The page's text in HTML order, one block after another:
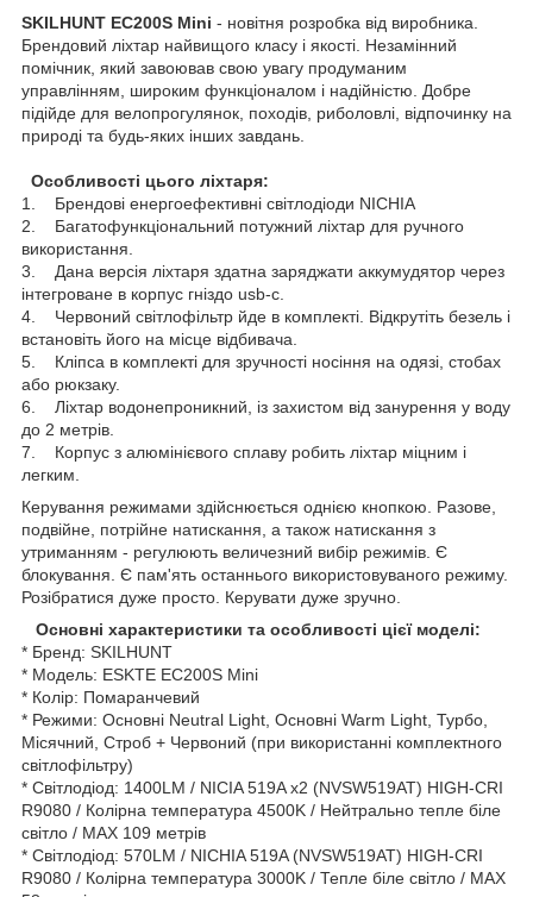
SKILHUNT EC200S Mini - новітня розробка від виробника.
Брендовий ліхтар найвищого класу і якості. Незамінний
помічник, який завоював свою увагу продуманим
управлінням, широким функціоналом і надійністю. Добре
підійде для велопрогулянок, походів, риболовлі, відпочинку на
природі та будь-яких інших завдань.
Особливості цього ліхтаря:
1. Брендові енергоефективні світлодіоди NICHIA
2. Багатофункціональний потужний ліхтар для ручного
використання.
3. Дана версія ліхтаря здатна заряджати аккумудятор через
інтегроване в корпус гніздо usb-c.
4. Червоний світлофільтр йде в комплекті. Відкрутіть безель і
встановіть його на місце відбивача.
5. Кліпса в комплекті для зручності носіння на одязі, стобах
або рюкзаку.
6. Ліхтар водонепроникний, із захистом від занурення у воду
до 2 метрів.
7. Корпус з алюмінієвого сплаву робить ліхтар міцним і
легким.
Керування режимами здійснюється однією кнопкою. Разове,
подвійне, потрійне натискання, а також натискання з
утриманням - регулюють величезний вибір режимів. Є
блокування. Є пам'ять останнього використовуваного режиму.
Розібратися дуже просто. Керувати дуже зручно.
Основні характеристики та особливості цієї моделі:
* Бренд: SKILHUNT
* Модель: ESKTE EC200S Mini
* Колір: Помаранчевий
* Режими: Основні Nеutral Light, Основні Warm Light, Турбо,
Місячний, Строб + Червоний (при використанні комплектного
світлофільтру)
* Світлодіод: 1400LM / NICIA 519A x2 (NVSW519AT) HIGH-CRI
R9080 / Колірна температура 4500K / Нейтрально тепле біле
світло / MAX 109 метрів
* Світлодіод: 570LM / NICHIA 519A (NVSW519AT) HIGH-CRI
R9080 / Колірна температура 3000K / Тепле біле світло / MAX